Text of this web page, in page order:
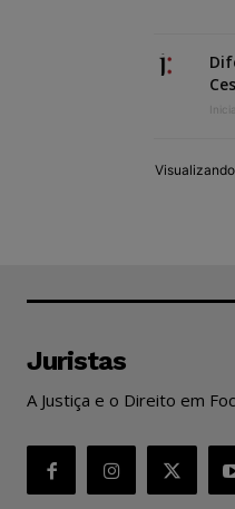
Juristas
A Justiça e o Direito em